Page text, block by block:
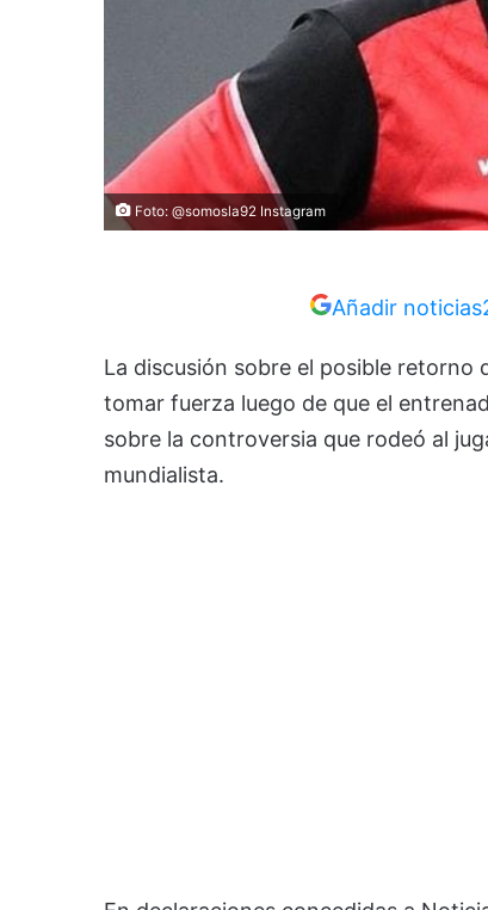
Foto: @somosla92 Instagram
Añadir
La discusión sobre el posible retorno
tomar fuerza luego de que el
sobre la controversia que rodeó al
mundialista.